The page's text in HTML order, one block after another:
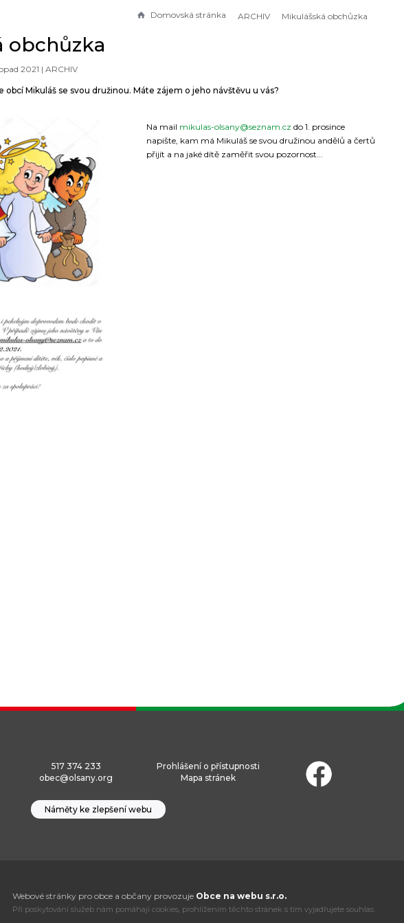
Domovská stránka ARCHIV Mikulášská obchůzka
obchůzka
2021 | ARCHIV
obcí Mikuláš se svou družinou. Máte zájem o jeho návštěvu u vás?
Na mail mikulas-olsany@seznam.cz do 1. prosince
napište, kam má Mikuláš se svou družinou andělů a čertů
přijít a na jaké dítě zaměřit svou pozornost...
517 374 233
obec@olsany.org
Prohlášení o přístupnosti
Mapa stránek
Náměty ke zlepšení webu
Webové stránky pro obce a občany provozuje Obce na webu s.r.o.
Při poskytování služeb nám pomáhají cookies, prohlížením těchto stránek s tím vyjadřujete souhlas.